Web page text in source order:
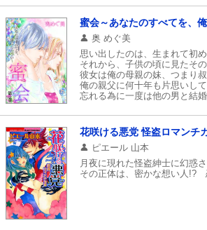
ドキドキするのも無駄なよう
うっかり呟いてしまった！
その言葉を真に受けたRくんは
おもてなししようにも料理の
「私のお腹を養ってほしいわ
さらにはたった今、本名を明
お互いの素性や仕事も知らな
信じられるのは愛情ごはんと濃
どうなっちゃうの私たち……。
蜜会～あなたのすべてを、
奥 めぐ美
思い出したのは、生まれて初
それから、子供の頃に見たその
彼女は俺の母親の妹、つまり叔
俺の親父に何十年も片思いして
忘れる為に一度は他の男と結婚
それなのに親父は俺と同い年
哀れでしつこくて可哀想な人
そして今、彼女は、俺の横で
見ていられなくて、その場から
そして抱きしめて、キスをした
なぜ、あんなことをしたのか
でも、「なぜ」かは問題じゃ
花咲ける悪党 怪盗ロマンチ
ピエール 山本
月夜に現れた怪盗紳士に幻惑
その正体は、密かな想い人!?